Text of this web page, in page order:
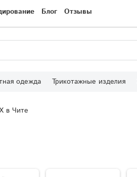
Блог Отзывы
одежда Трикотажные изделия
в Чите